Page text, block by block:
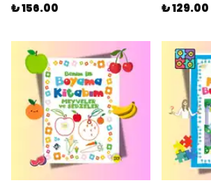
₺ 156.00 ₺ 129.00